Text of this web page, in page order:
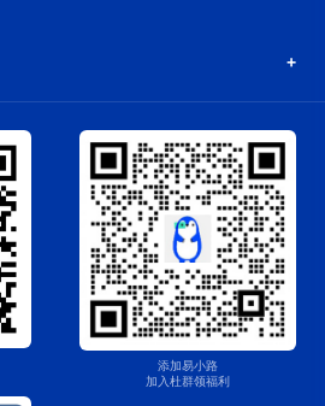
添加易小路
加入杜群领福利